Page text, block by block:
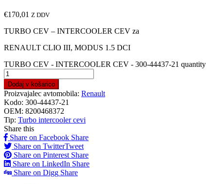
€170,01 Z DDV
TURBO CEV – INTERCOOLER CEV za
RENAULT CLIO III, MODUS 1.5 DCI
TURBO CEV - INTERCOOLER CEV - 300-44437-21 quantity
Dodaj v košarico
Proizvajalec avtomobila: Renault
Kodo: 300-44437-21
OEM: 8200468372
Tip: Turbo intercooler cevi
Share this
Share on Facebook Share
Share on TwitterTweet
Share on Pinterest Share
Share on LinkedIn Share
Share on Digg Share